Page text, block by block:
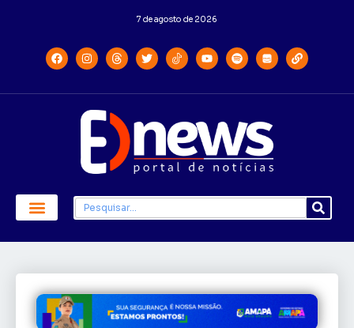
7 de agosto de 2026